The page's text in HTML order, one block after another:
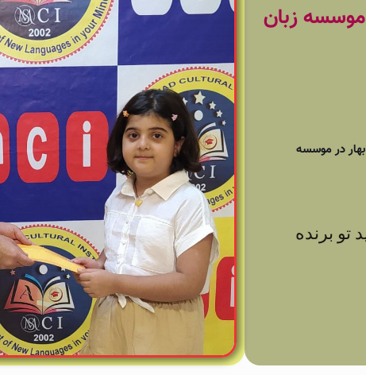
زبان
بهار در موسسه
تو برنده